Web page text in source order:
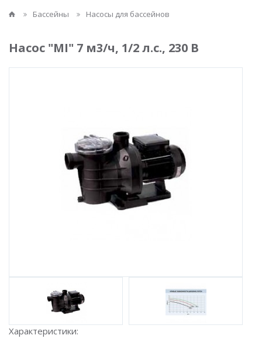
Бассейны Насосы для бассейнов
Насос "MI" 7 м3/ч, 1/2 л.с., 230 В
Характеристики: